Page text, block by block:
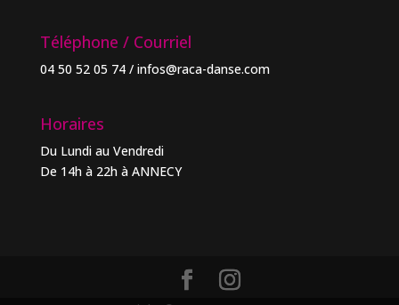
Téléphone / Courriel
04 50 52 05 74 / infos@raca-danse.com
Horaires
Du Lundi au Vendredi
De 14h à 22h à ANNECY